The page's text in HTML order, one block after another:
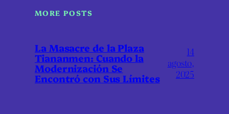
MORE POSTS
La Masacre de la Plaza
Tiananmen: Cuando la
Modernización Se
Encontró con Sus Límites
14
agosto,
2025